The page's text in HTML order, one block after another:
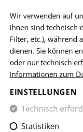
HOME EQUIPMENT
5.56MM
POUCH
Wir verwenden auf
ihnen sind technisch
Filter, etc.), während
dienen. Sie können
oder nur technisch
Informationen zum
EINSTELLUNGEN
Technisch
Statistiken